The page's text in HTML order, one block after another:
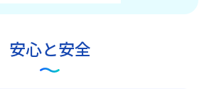
安心と安全